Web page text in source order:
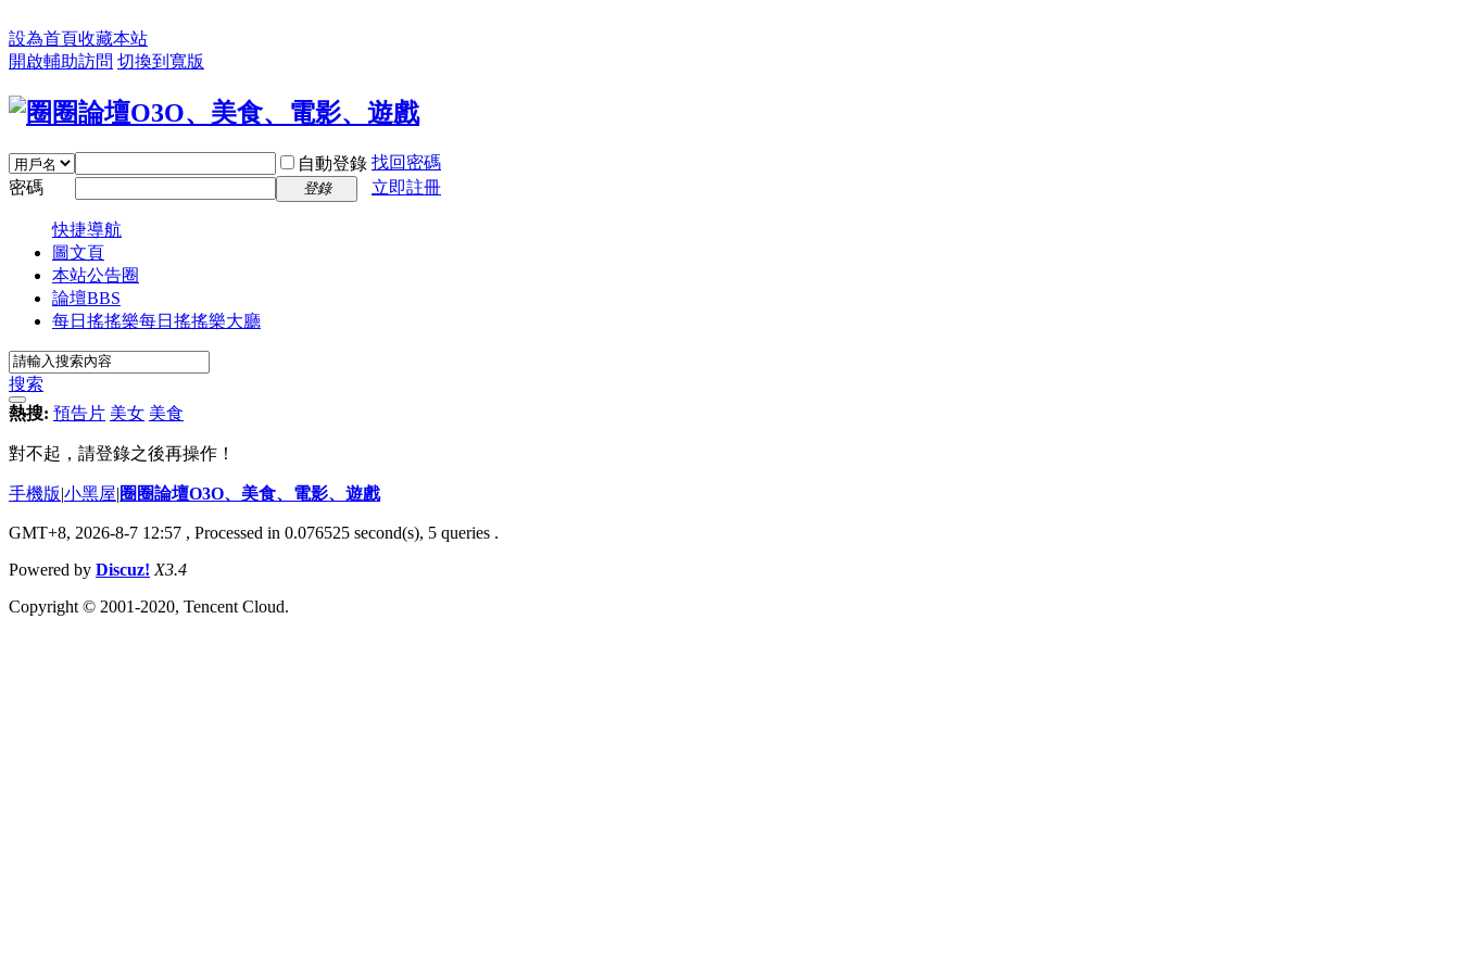
設為首頁收藏本站
開啟輔助訪問 切換到寬版
自動登錄 找回密碼
密碼
登錄 立即註冊
快捷導航
圖文頁
本站公告圈
論壇BBS
每日搖搖樂每日搖搖樂大廳
搜索
熱搜: 預告片 美女 美食
對不起，請登錄之後再操作！
手機版|小黑屋|圈圈論壇O3O、美食、電影、遊戲
GMT+8, 2026-8-7 12:57 , Processed in 0.076525 second(s), 5 queries .
Powered by Discuz! X3.4
Copyright © 2001-2020, Tencent Cloud.